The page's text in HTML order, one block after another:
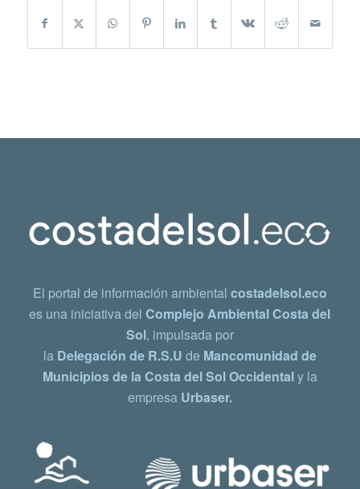
El portal de información ambiental costadelsol.eco
es una iniciativa delComplejo Ambiental Costa del
Sol, impulsada por
la Delegación de R.S.U de Mancomunidad de
Municipios de la Costa del Sol Occidentaly la
empresa Urbaser.